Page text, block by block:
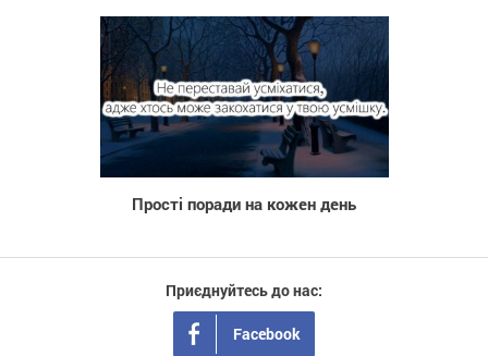
1 966
Прості поради на кожен день
Приєднуйтесь до нас:
Facebook